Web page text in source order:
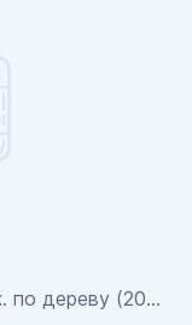
дереву (200шт)